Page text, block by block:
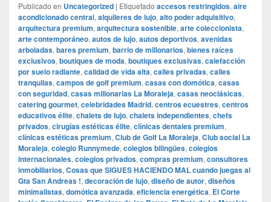
Publicado en Uncategorized | Etiquetado accesos restringidos, aire
acondicionado central, alquileres de lujo, alto poder adquisitivo,
arquitectura premium, arquitectura sostenible, arte coleccionista,
arte contemporáneo, autos de lujo, autos deportivos, avenidas
arboladas, bares premium, barrio de millonarios, bienes raíces
exclusivos, boutiques de moda, boutiques exclusivas, calefacción
por suelo radiante, calidad de vida alta, calles privadas, calles
tranquilas, campos de golf premium, casas con domótica, casas
con seguridad, casas millonarias La Moraleja, casas neoclásicas,
catering gourmet, celebridades Madrid, centros ecuestres, centros
educativos élite, chalets de lujo, chalets independientes, chefs
privados, cirugías estéticas élite, clínicas dentales premium,
clínicas estéticas premium, Club de Golf La Moraleja, Club social La
Moraleja, colegio Runnymede, colegios bilingües, colegios
internacionales, colegios privados, compras premium, consultores
inmobiliarios, Cosas que SIGUES HACIENDO MAL cuando juegas al
Gta San Andreas !, decoración de lujo, diseño de autor, diseños
minimalistas, domótica avanzada, eficiencia energética, El Corte